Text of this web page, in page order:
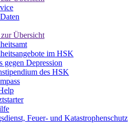
Übersicht
im HSK
gegen Depression
des HSK
Feuer- und Katastrophenschutz